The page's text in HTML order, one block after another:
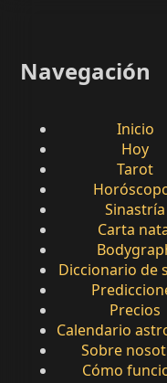
Navegación
Inicio
Hoy
Tarot
Sinastría
Carta
Diccionario de
Precios
Calendario
Sobre
Cómo